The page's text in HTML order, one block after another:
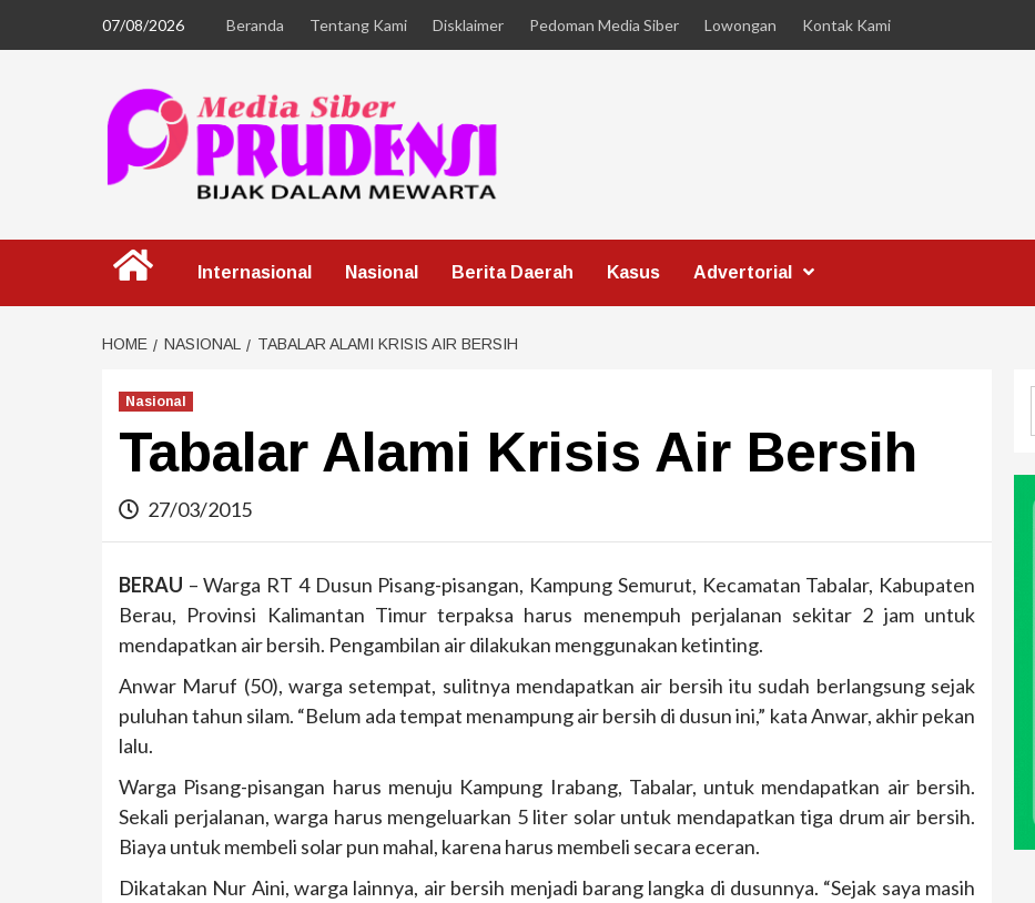
07/08/2026 Beranda Tentang Kami Disklaimer Pedoman Media Siber Lowongan Kontak Kami
Internasional Nasional Berita Daerah Kasus Advertorial
HOME NASIONAL TABALAR ALAMI KRISIS AIR BERSIH
Nasional
Tabalar Alami Krisis Air Bersih
27/03/2015
BERAU – Warga RT 4 Dusun Pisang-pisangan, Kampung Semurut, Kecamatan Tabalar, Kabupaten
Berau, Provinsi Kalimantan Timur terpaksa harus menempuh perjalanan sekitar 2 jam untuk
mendapatkan air bersih. Pengambilan air dilakukan menggunakan ketinting.
Anwar Maruf (50), warga setempat, sulitnya mendapatkan air bersih itu sudah berlangsung sejak
puluhan tahun silam. “Belum ada tempat menampung air bersih di dusun ini,” kata Anwar, akhir pekan
lalu.
Warga Pisang-pisangan harus menuju Kampung Irabang, Tabalar, untuk mendapatkan air bersih.
Sekali perjalanan, warga harus mengeluarkan 5 liter solar untuk mendapatkan tiga drum air bersih.
Biaya untuk membeli solar pun mahal, karena harus membeli secara eceran.
Dikatakan Nur Aini, warga lainnya, air bersih menjadi barang langka di dusunnya. “Sejak saya masih